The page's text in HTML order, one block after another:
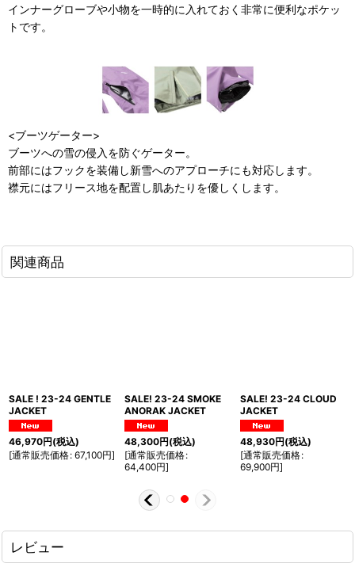
インナーグローブや小物を一時的に入れておく非常に便利なポケッ
トです。
<ブーツゲーター>
ブーツへの雪の侵入を防ぐゲーター。
前部にはフックを装備し新雪へのアプローチにも対応します。
襟元にはフリース地を配置し肌あたりを優しくします。
関連商品
SALE ! 23-24 GENTLE
JACKET
46,970円(税込)
[通常販売価格: 67,100円]
SALE! 23-24 SMOKE
ANORAK JACKET
48,300円(税込)
[通常販売価格:
64,400円]
SALE! 23-24 CLOUD
JACKET
48,930円(税込)
[通常販売価格:
69,900円]
レビュー